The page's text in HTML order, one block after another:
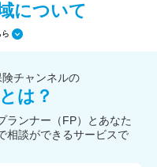
について
チャンネルの
は？
ランナー（FP）とあなた
相談ができるサービスで